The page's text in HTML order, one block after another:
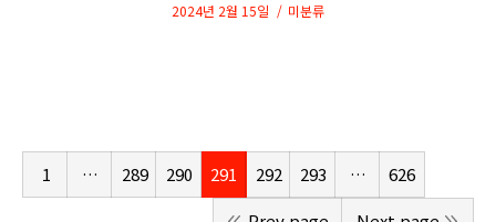
2024년 2월 15일 미분류
1 … 289 290 291 292 293 …
626